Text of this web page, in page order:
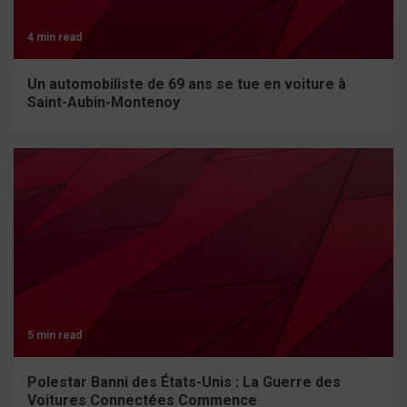
4 min read
Un automobiliste de 69 ans se tue en voiture à
Saint-Aubin-Montenoy
5 min read
Polestar Banni des États-Unis : La Guerre des
Voitures Connectées Commence